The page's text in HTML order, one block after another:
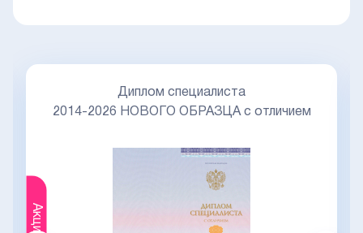
Акция
Диплом специалиста
2014-2026 НОВОГО ОБРАЗЦА с отличием